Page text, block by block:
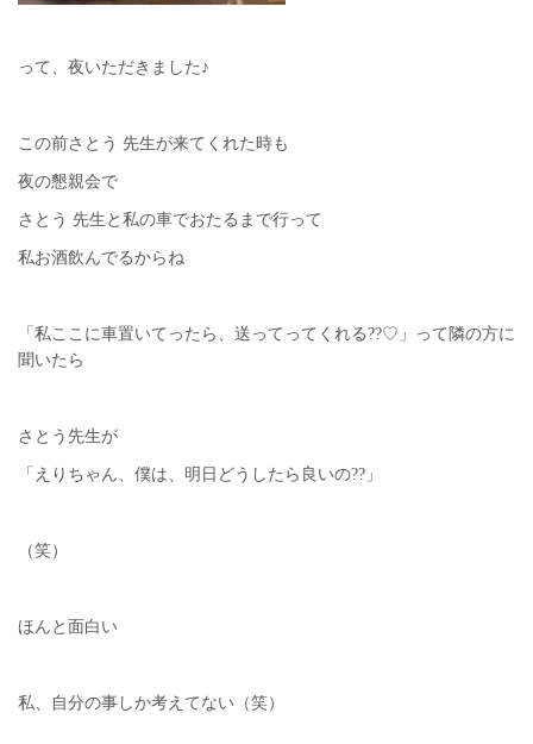
って、夜いただきました♪
この前さとう 先生が来てくれた時も
夜の懇親会で
さとう 先生と私の車でおたるまで行って
私お酒飲んでるからね
「私ここに車置いてったら、送ってってくれる??♡」って隣の方に
聞いたら
さとう先生が
「えりちゃん、僕は、明日どうしたら良いの??」
（笑）
ほんと面白い
私、自分の事しか考えてない（笑）